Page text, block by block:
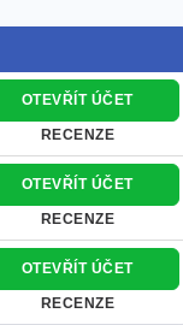
OTEVŘÍT ÚČET
RECENZE
OTEVŘÍT ÚČET
RECENZE
OTEVŘÍT ÚČET
RECENZE